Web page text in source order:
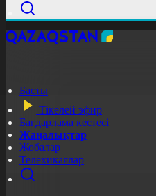
Басты
Тікелей эфир
Бағдарлама кестесі
Жаңалықтар
Жобалар
Телехикаялар